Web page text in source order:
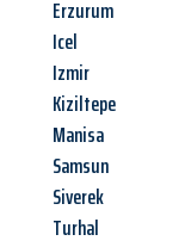
Erzurum
Icel
Izmir
Kiziltepe
Manisa
Samsun
Siverek
Turhal